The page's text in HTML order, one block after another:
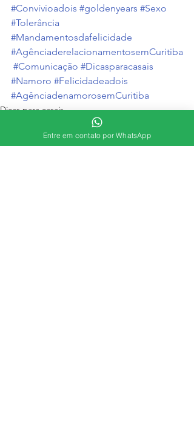
#Convívioadois #goldenyears #Sexo
#Tolerância
#Mandamentosdafelicidade
#AgênciaderelacionamentosemCuritiba
#Comunicação #Dicasparacasais
#Namoro #Felicidadeadois
#AgênciadenamorosemCuritiba
Dicas para casais
Entre em contato por WhatsApp